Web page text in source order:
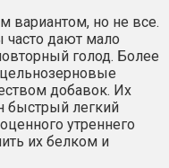
вариантом, но не все.
дают мало
голод. Более
добавок. Их
быстрый легкий
утреннего
их белком и